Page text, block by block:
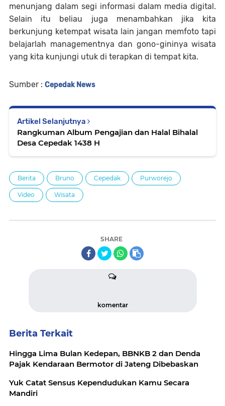
menunjang dalam segi informasi dalam media digital.
Selain itu beliau juga menambahkan jika kita
berkunjung ketempat wisata lain jangan memfoto tapi
belajarlah managementnya dan gono-gininya wisata
yang kita kunjungi utuk di terapkan di tempat kita.
Sumber : Cepedak News
Artikel Selanjutnya
Rangkuman Album Pengajian dan Halal Bihalal
Desa Cepedak 1438 H
Berita Bruno Cepedak Purworejo
Video Wisata
SHARE
komentar
Berita Terkait
Hingga Lima Bulan Kedepan, BBNKB 2 dan Denda
Pajak Kendaraan Bermotor di Jateng Dibebaskan
Yuk Catat Sensus Kependudukan Kamu Secara
Mandiri